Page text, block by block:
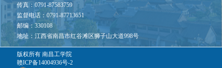
传真：0791-87583759
监督电话：0791-87713651
邮编：330108
地址：江西省南昌市红谷滩区狮子山大道998号
版权所有 南昌工学院
赣ICP备14004936号-2